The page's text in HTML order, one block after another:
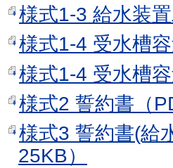
様式1-3 給水装
様式1-4 受水槽
様式1-4 受水槽
様式2 誓約書（
様式3 誓約書(給
25KB）